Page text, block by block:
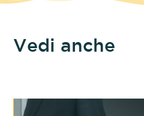
Vedi anche